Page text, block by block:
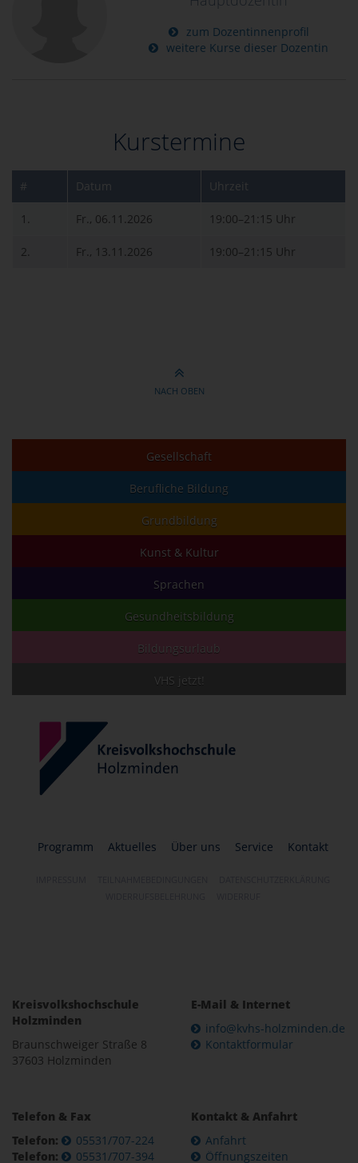
zum Dozentinnenprofil
weitere Kurse dieser Dozentin
Kurstermine
# Datum Uhrzeit
1. Fr., 06.11.2026 19:00–21:15 Uhr
2. Fr., 13.11.2026 19:00–21:15 Uhr
NACH OBEN
Gesellschaft
Berufliche Bildung
Grundbildung
Kunst & Kultur
Sprachen
Gesundheitsbildung
Bildungsurlaub
VHS jetzt!
Programm Aktuelles Über uns Service Kontakt
Kreisvolkshochschule
Holzminden
Braunschweiger Straße 8
37603 Holzminden
E-Mail & Internet
info@kvhs-holzminden.de
Kontaktformular
Telefon & Fax
Telefon:
05531/707-224
Telefon:
05531/707-394
Kontakt & Anfahrt
Anfahrt
Öffnungszeiten